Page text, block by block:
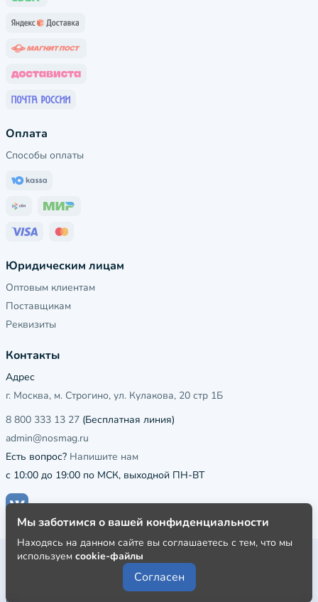
Оплата
Способы оплаты
Юридическим лицам
Оптовым клиентам
Поставщикам
Реквизиты
Контакты
Адрес
г. Москва, м. Строгино, ул. Кулакова, 20 стр 1Б
8 800 333 13 27 (Бесплатная линия)
admin@nosmag.ru
Есть вопрос? Напишите нам
с 10:00 до 19:00 по МСК, выходной ПН-ВТ
Публичная оферта
Пользовательское соглашение
Политика конфиденциальности
Мы заботимся о вашей конфиденциальности
Находясь на данном сайте вы соглашаетесь с тем, что мы
используем cookie-файлы
Согласен